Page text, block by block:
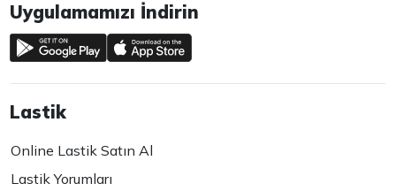
Uygulamamızı İndirin
Lastik
Online Lastik Satın Al
Lastik Yorumları